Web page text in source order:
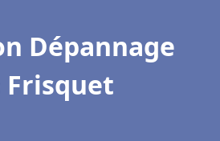
Dépannage
Frisquet